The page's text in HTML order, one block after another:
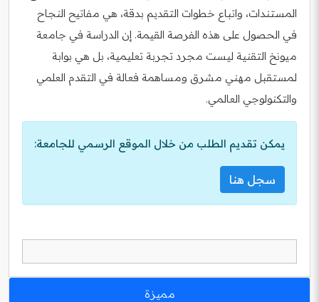
المستندات، واتباع خطوات التقديم بدقة، هي مفاتيح النجاح
في الحصول على هذه الفرصة القيمة. إن الدراسة في جامعة
ميونخ التقنية ليست مجرد تجربة تعليمية، بل هي بوابة
لمستقبل مهني مشرق ومساهمة فعالة في التقدم العلمي
والتكنولوجي العالمي.
يمكن تقديم الطلب من خلال الموقع الرسمي للجامعة:
سجل هنا
مميزة